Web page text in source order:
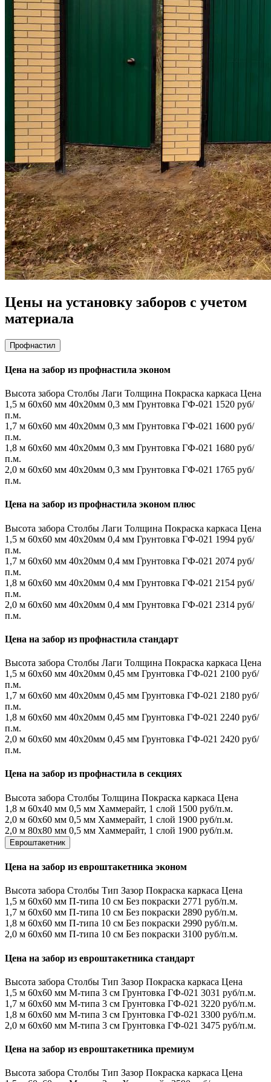
Цены на установку заборов с учетом
материала
Профнастил
Цена на забор из профнастила эконом
Высота забора Столбы Лаги Толщина Покраска каркаса Цена
1,5 м 60х60 мм 40х20мм 0,3 мм Грунтовка ГФ-021 1520 руб/
п.м.
1,7 м 60х60 мм 40х20мм 0,3 мм Грунтовка ГФ-021 1600 руб/
п.м.
1,8 м 60х60 мм 40х20мм 0,3 мм Грунтовка ГФ-021 1680 руб/
п.м.
2,0 м 60х60 мм 40х20мм 0,3 мм Грунтовка ГФ-021 1765 руб/
п.м.
Цена на забор из профнастила эконом плюс
Высота забора Столбы Лаги Толщина Покраска каркаса Цена
1,5 м 60х60 мм 40х20мм 0,4 мм Грунтовка ГФ-021 1994 руб/
п.м.
1,7 м 60х60 мм 40х20мм 0,4 мм Грунтовка ГФ-021 2074 руб/
п.м.
1,8 м 60х60 мм 40х20мм 0,4 мм Грунтовка ГФ-021 2154 руб/
п.м.
2,0 м 60х60 мм 40х20мм 0,4 мм Грунтовка ГФ-021 2314 руб/
п.м.
Цена на забор из профнастила стандарт
Высота забора Столбы Лаги Толщина Покраска каркаса Цена
1,5 м 60х60 мм 40х20мм 0,45 мм Грунтовка ГФ-021 2100 руб/
п.м.
1,7 м 60х60 мм 40х20мм 0,45 мм Грунтовка ГФ-021 2180 руб/
п.м.
1,8 м 60х60 мм 40х20мм 0,45 мм Грунтовка ГФ-021 2240 руб/
п.м.
2,0 м 60х60 мм 40х20мм 0,45 мм Грунтовка ГФ-021 2420 руб/
п.м.
Цена на забор из профнастила в секциях
Высота забора Столбы Толщина Покраска каркаса Цена
1,8 м 60х40 мм 0,5 мм Хаммерайт, 1 слой 1500 руб/п.м.
2,0 м 60х60 мм 0,5 мм Хаммерайт, 1 слой 1900 руб/п.м.
2,0 м 80х80 мм 0,5 мм Хаммерайт, 1 слой 1900 руб/п.м.
Евроштакетник
Цена на забор из евроштакетника эконом
Высота забора Столбы Тип Зазор Покраска каркаса Цена
1,5 м 60х60 мм П-типа 10 см Без покраски 2771 руб/п.м.
1,7 м 60х60 мм П-типа 10 см Без покраски 2890 руб/п.м.
1,8 м 60х60 мм П-типа 10 см Без покраски 2990 руб/п.м.
2,0 м 60х60 мм П-типа 10 см Без покраски 3100 руб/п.м.
Цена на забор из евроштакетника стандарт
Высота забора Столбы Тип Зазор Покраска каркаса Цена
1,5 м 60х60 мм М-типа 3 см Грунтовка ГФ-021 3031 руб/п.м.
1,7 м 60х60 мм М-типа 3 см Грунтовка ГФ-021 3220 руб/п.м.
1,8 м 60х60 мм М-типа 3 см Грунтовка ГФ-021 3300 руб/п.м.
2,0 м 60х60 мм М-типа 3 см Грунтовка ГФ-021 3475 руб/п.м.
Цена на забор из евроштакетника премиум
Высота забора Столбы Тип Зазор Покраска каркаса Цена